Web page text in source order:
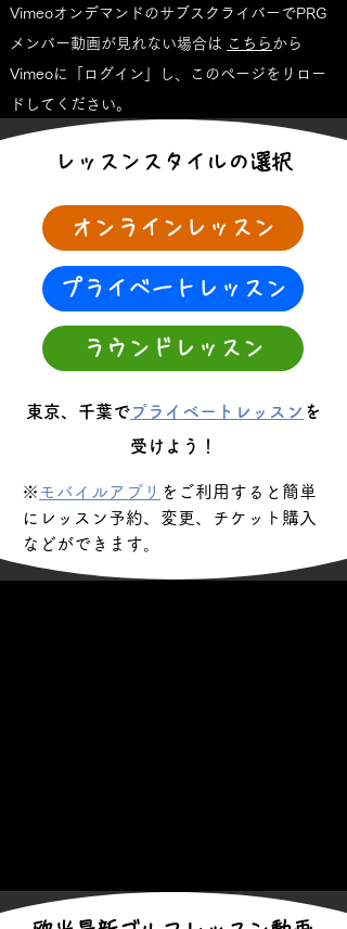
VimeoオンデマンドのサブスクライバーでPRG
メンバー動画が見れない場合は こちら から
Vimeoに「ログイン」し、このページをリロー
ドしてください。
レッスンスタイルの選択
オンラインレッスン
プライベートレッスン
ラウンドレッスン
東京、千葉でプライベートレッスン を
受けよう！
※ モバイルアプリ をご利用すると簡単
にレッスン予約、変更、チケット購入
などができます。